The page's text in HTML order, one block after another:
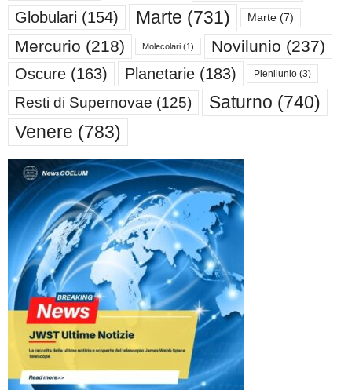
Globulari (154) Marte (731) Marte (7)
Mercurio (218) Molecolari (1) Novilunio (237)
Oscure (163) Planetarie (183) Plenilunio (3)
Resti di Supernovae (125) Saturno (740)
Venere (783)